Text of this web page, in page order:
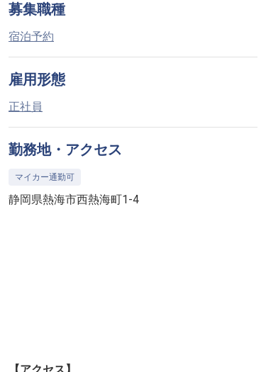
募集職種
宿泊予約
雇用形態
正社員
勤務地・アクセス
マイカー通勤可
静岡県熱海市西熱海町1-4